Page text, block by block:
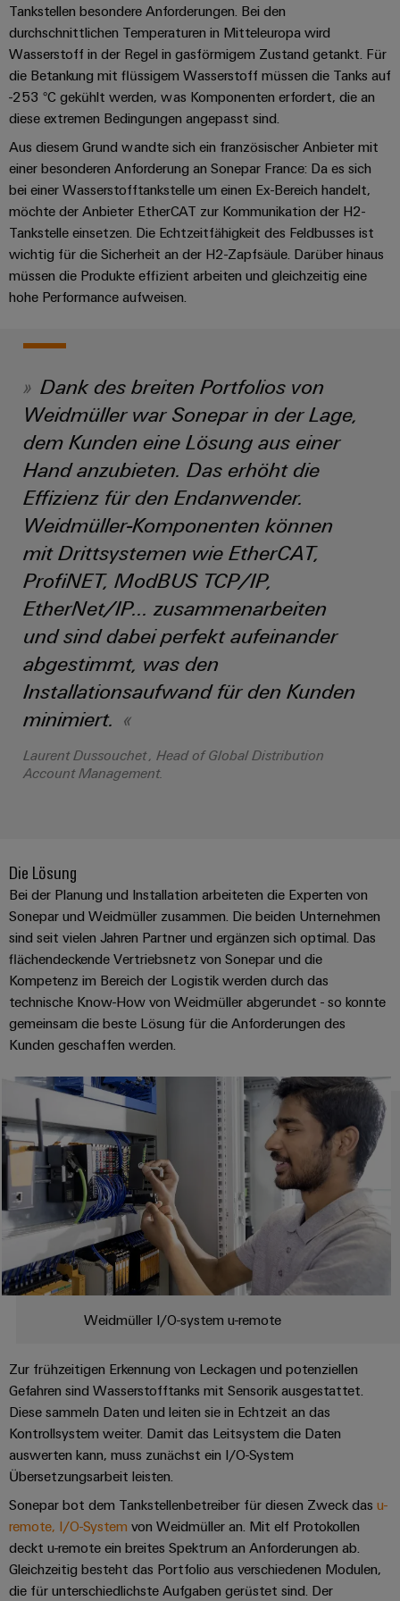
Verbindungslösungen
für
Geräte
Konventionelle
Energieerzeugung
Zukunftssicherheit
für
Energieerzeugung
Maschinenbau
Lösungen
für
verschiedene
Segmente
der
Öl
&
Gas
Sicherer
Betrieb
vernetzten
Lösungen
für
die
Prozessindustrie
Photovoltaik
Ressourceneffizienz
durch
Sonnenenergie
Schaltschrankbau
Lösungen
die
Herausforderungen
digitale
Lösungen
für
klimafreundliche
Mobilitat
im
Bahnverkehr
Schiffbau
Verbindungslösungen
für
maritime
Industrie
Wasseraufbereitung
&
Abwasseraufbereitung
Lösungen
für
die
Wasser-
und
Abwasserindustrie
Wasserstoff
Wasserstoff
als
Schlüsseltechnologie
für
die
Energiewende
Windenergie
Effizienter
Betrieb
von
Windparks
Systeme
und
Lösungen
Dezentrale
Automatisierung
Energiemanagement-
Lösungen
IIoT
&
Automation
Software
Industrial
Automation
Industrial
IoT
Industrial
Security
Industrial
Service
Platform
easyConnect
EZA-
Regler
Gerätehersteller
PCB
Connector
Services
Original
Equipment
Manufacturer
(OEM)
Elektronikgehäuse
Blitz-
und
Überspannungsschutz
PV
Generatoranschlusskasten
Feldbusverteiler
Automatisierung
&
I/O-
Systeme
Industrial
Ethernet
Touch-
Panels
Engineering-
und
Visualisierungstools
Energiemessung
und
Smart
Weidmüller
&
Cloud-
Services
Industrial
Service
Platform
easyConnect
Werkstatt
&
Zubehör
Werkzeuge
Automaten
Software
Markierer
Industrieleuchte
Cabinet
Infrastructure
Assemblierungsservice
Bestückte
Klemmenleisten
Technischer
Support
Umweltbezogene
Produktkonformität
Engineering
Daten
Technische
Produktkataloge
Reparatur
und
Ersatzteile
Webinare
PSIRT
Digitale
Bestellmöglichkeiten
eShop
OCI-
Schnittstelle
EDI-
Schnittstelle
ALLE
SERVICES
Fachpressemeldungen
Pressekontakt
Unsere
Partner
IIoT
and
Automation
Partner
Netzwerk
Automation
Solution
Partner
finden
Solution
Partner
-
Systemintegratoren
Messen
&
Events
Globale
&
Events
Offene
Ausbildungs-
und
Studienplätze
Veranstaltungen
Aktuelle
Termine
Workshops
für
Stellenbörse
Chancen in der
Entwicklung
in unseren
Distribution
Thüringen
Tankstellen besondere Anforderungen. Bei den
durchschnittlichen Temperaturen in Mitteleuropa wird
Wasserstoff in der Regel in gasförmigem Zustand getankt. Für
die Betankung mit flüssigem Wasserstoff müssen die Tanks auf
-253 °C gekühlt werden, was Komponenten erfordert, die an
diese extremen Bedingungen angepasst sind.
Aus diesem Grund wandte sich ein französischer Anbieter mit
einer besonderen Anforderung an Sonepar France: Da es sich
bei einer Wasserstofftankstelle um einen Ex-Bereich handelt,
möchte der Anbieter EtherCAT zur Kommunikation der H2-
Tankstelle einsetzen. Die Echtzeitfähigkeit des Feldbusses ist
wichtig für die Sicherheit an der H2-Zapfsäule. Darüber hinaus
müssen die Produkte effizient arbeiten und gleichzeitig eine
hohe Performance aufweisen.
Dank des breiten Portfolios von
Weidmüller war Sonepar in der Lage,
dem Kunden eine Lösung aus einer
Hand anzubieten. Das erhöht die
Effizienz für den Endanwender.
Weidmüller-Komponenten können
mit Drittsystemen wie EtherCAT,
ProfiNET, ModBUS TCP/IP,
EtherNet/IP... zusammenarbeiten
und sind dabei perfekt aufeinander
abgestimmt, was den
Installationsaufwand für den Kunden
minimiert.
Laurent Dussouchet , Head of Global Distribution
Account Management.
Die Lösung
Bei der Planung und Installation arbeiteten die Experten von
Sonepar und Weidmüller zusammen. Die beiden Unternehmen
sind seit vielen Jahren Partner und ergänzen sich optimal. Das
flächendeckende Vertriebsnetz von Sonepar und die
Kompetenz im Bereich der Logistik werden durch das
technische Know-How von Weidmüller abgerundet - so konnte
gemeinsam die beste Lösung für die Anforderungen des
Kunden geschaffen werden.
Weidmüller I/O-system u-remote
Zur frühzeitigen Erkennung von Leckagen und potenziellen
Gefahren sind Wasserstofftanks mit Sensorik ausgestattet.
Diese sammeln Daten und leiten sie in Echtzeit an das
Kontrollsystem weiter. Damit das Leitsystem die Daten
auswerten kann, muss zunächst ein I/O-System
Übersetzungsarbeit leisten.
Sonepar bot dem Tankstellenbetreiber für diesen Zweck das u-
remote, I/O-System von Weidmüller an. Mit elf Protokollen
deckt u-remote ein breites Spektrum an Anforderungen ab.
Gleichzeitig besteht das Portfolio aus verschiedenen Modulen,
die für unterschiedlichste Aufgaben gerüstet sind. Der